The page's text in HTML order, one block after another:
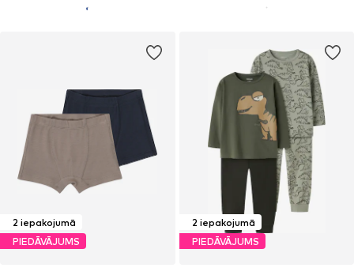
2 iepakojumā
PIEDĀVĀJUMS
2 iepakojumā
PIEDĀVĀJUMS